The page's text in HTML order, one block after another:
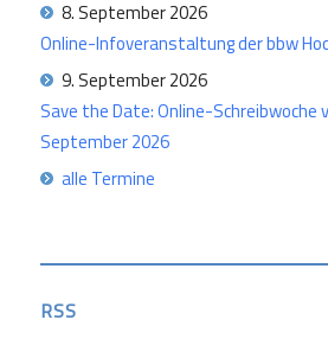
8. September 2026
Online-Infoveranstaltung der bbw
9. September 2026
Save the Date: Online-Schreibwoche
September 2026
alle Termine
RSS